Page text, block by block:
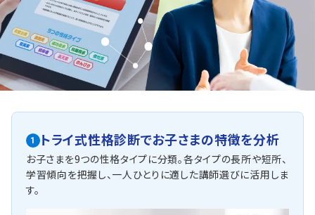
1 トライ式性格診断でお子さまの特徴を分析
お子さまを9つの性格タイプに分類。各タイプの長所や短所、
学習傾向を把握し、一人ひとりに適した講師選びに活用しま
す。